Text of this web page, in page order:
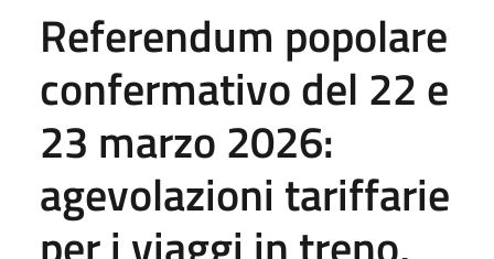
Referendum popolare
confermativo del 22 e
23 marzo 2026:
agevolazioni tariffarie